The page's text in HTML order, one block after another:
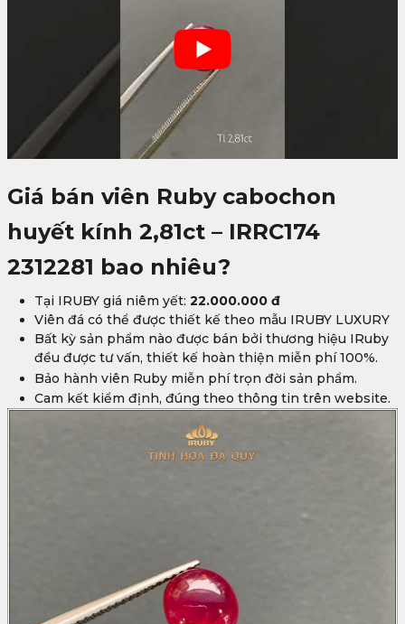
Giá bán viên Ruby cabochon
huyết kính 2,81ct – IRRC174
2312281 bao nhiêu?
Tại IRUBY giá niêm yết: 22.000.000 đ
Viên đá có thể được thiết kế theo mẫu IRUBY LUXURY
Bất kỳ sản phẩm nào được bán bởi thương hiệu IRuby
đều được tư vấn, thiết kế hoàn thiện miễn phí 100%.
Bảo hành viên Ruby miễn phí trọn đời sản phẩm.
Cam kết kiểm định, đúng theo thông tin trên website.